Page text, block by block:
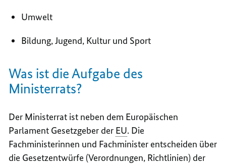
Umwelt
Bildung, Jugend, Kultur und Sport
Was ist die Aufgabe des
Ministerrats?
Der Ministerrat ist neben dem Europäischen
Parlament Gesetzgeber der EU. Die
Fachministerinnen und Fachminister entscheiden über
die Gesetzentwürfe (Verordnungen, Richtlinien) der